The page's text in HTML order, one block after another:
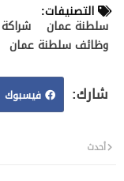
التصنيفات:
سلطنة عمان شراكة
وظائف سلطنة عمان
فيسبوك
أحدث